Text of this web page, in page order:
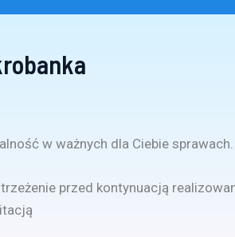
w ważnych dla Ciebie sprawach.
przed kontynuacją